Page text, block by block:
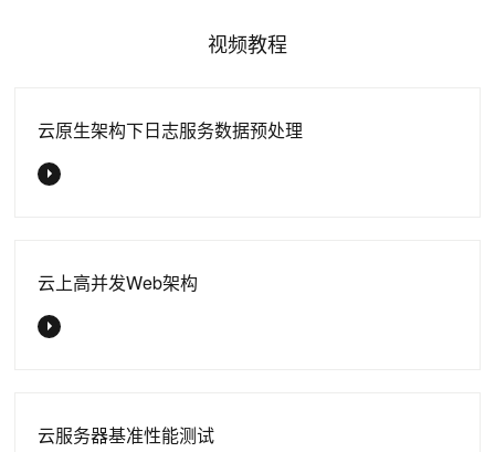
视频教程
云原生架构下日志服务数据预处理
云上高并发Web架构
云服务器基准性能测试